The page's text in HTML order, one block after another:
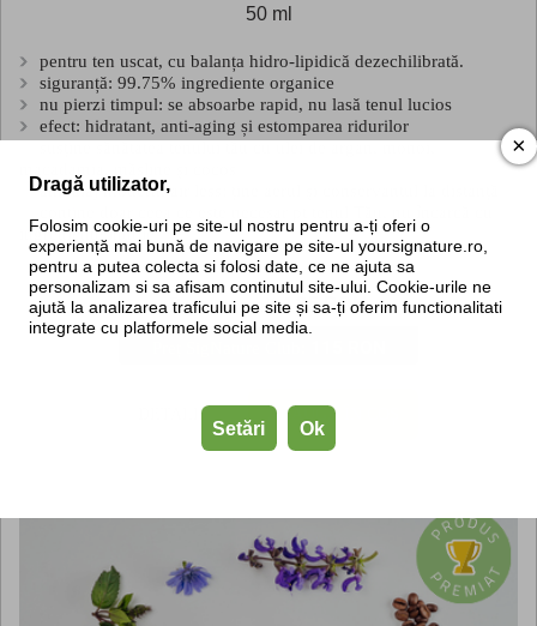
50 ml
pentru ten uscat, cu balanța hidro-lipidică dezechilibrată.
siguranță: 99.75% ingrediente organice
nu pierzi timpul: se absoarbe rapid, nu lasă tenul lucios
efect: hidratant, anti-aging și estomparea ridurilor
ambalaj modern, air less: ține aerul și conservantul la distanță
ingrediente inutile
Preț normal:125 RON
DETALII ADAUGĂ ÎN COȘ
×
Dragă utilizator,
Folosim cookie-uri pe site-ul nostru pentru a-ți oferi o
experiență mai bună de navigare pe site-ul yoursignature.ro,
pentru a putea colecta si folosi date, ce ne ajuta sa
personalizam si sa afisam continutul site-ului. Cookie-urile ne
ajută la analizarea traficului pe site și sa-ți oferim functionalitati
integrate cu platformele social media.
Setări Ok